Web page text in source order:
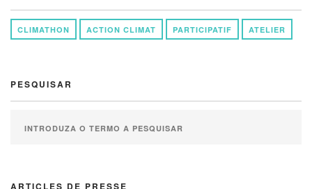
CLIMATHON ACTION CLIMAT PARTICIPATIF ATELIER
PESQUISAR
ARTICLES DE PRESSE